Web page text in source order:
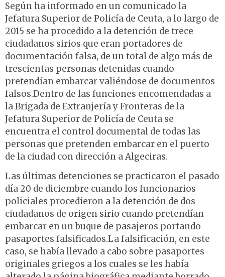
Según ha informado en un comunicado la
Jefatura Superior de Policía de Ceuta, a lo largo de
2015 se ha procedido a la detención de trece
ciudadanos sirios que eran portadores de
documentación falsa, de un total de algo más de
trescientas personas detenidas cuando
pretendían embarcar valiéndose de documentos
falsos.Dentro de las funciones encomendadas a
la Brigada de Extranjería y Fronteras de la
Jefatura Superior de Policía de Ceuta se
encuentra el control documental de todas las
personas que pretenden embarcar en el puerto
de la ciudad con dirección a Algeciras.
Las últimas detenciones se practicaron el pasado
día 20 de diciembre cuando los funcionarios
policiales procedieron a la detención de dos
ciudadanos de origen sirio cuando pretendían
embarcar en un buque de pasajeros portando
pasaportes falsificados.La falsificación, en este
caso, se había llevado a cabo sobre pasaportes
originales griegos a los cuales se les había